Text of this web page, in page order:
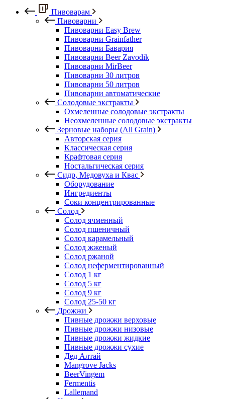
Пивоварам
Пивоварни
Пивоварни Easy Brew
Пивоварни Grainfather
Пивоварни Бавария
Пивоварни Beer Zavodik
Пивоварни MirBeer
Пивоварни 30 литров
Пивоварни 50 литров
Пивоварни автоматические
Солодовые экстракты
Охмеленные солодовые экстракты
Неохмеленные солодовые экстракты
Зерновые наборы (All Grain)
Авторская серия
Классическая серия
Крафтовая серия
Ностальгическая серия
Сидр, Медовуха и Квас
Оборудование
Ингредиенты
Соки концентрированные
Солод
Солод ячменный
Солод пшеничный
Солод карамельный
Солод жженый
Солод ржаной
Солод неферментированный
Солод 1 кг
Солод 5 кг
Солод 9 кг
Солод 25-50 кг
Дрожжи
Пивные дрожжи верховые
Пивные дрожжи низовые
Пивные дрожжи жидкие
Пивные дрожжи сухие
Дед Алтай
Mangrove Jacks
BeerVingem
Fermentis
Lallemand